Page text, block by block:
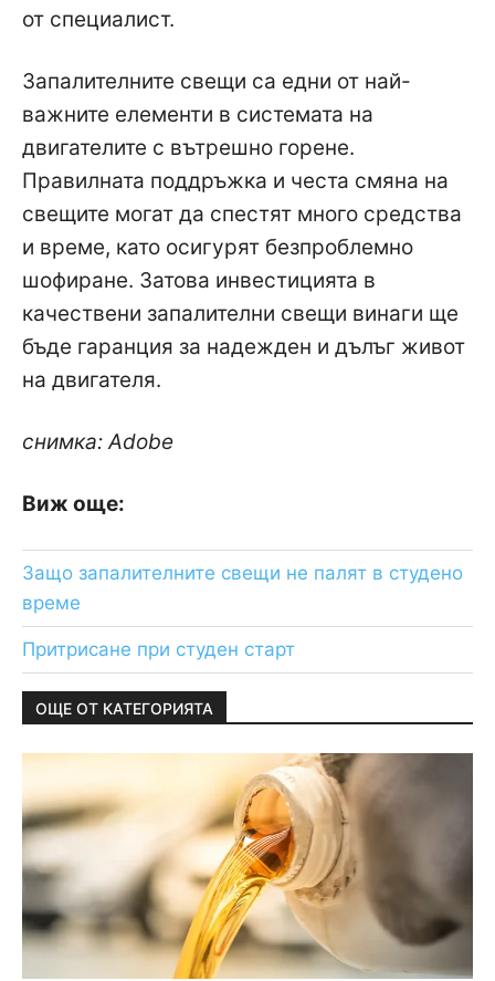
от специалист.
Запалителните свещи са едни от най-
важните елементи в системата на
двигателите с вътрешно горене.
Правилната поддръжка и честа смяна на
свещите могат да спестят много средства
и време, като осигурят безпроблемно
шофиране. Затова инвестицията в
качествени запалителни свещи винаги ще
бъде гаранция за надежден и дълъг живот
на двигателя.
снимка: Adobe
Виж още:
Защо запалителните свещи не палят в студено
време
Притрисане при студен старт
ОЩЕ ОТ КАТЕГОРИЯТА